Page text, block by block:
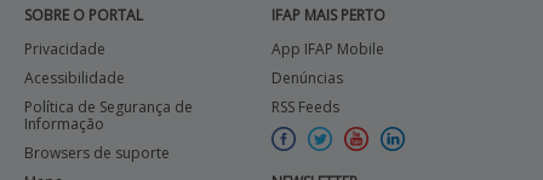
SOBRE O PORTAL
Privacidade
Acessibilidade
Política de Segurança de
Informação
Browsers de suporte
IFAP MAIS PERTO
App IFAP Mobile
Denúncias
RSS Feeds